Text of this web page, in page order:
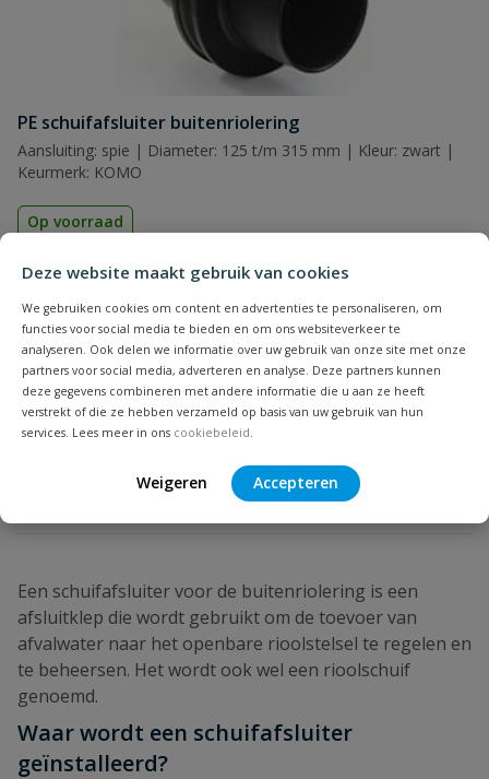
Deze website maakt gebruik van cookies
We gebruiken cookies om content en advertenties te personaliseren, om
functies voor social media te bieden en om ons websiteverkeer te
analyseren. Ook delen we informatie over uw gebruik van onze site met onze
partners voor social media, adverteren en analyse. Deze partners kunnen
deze gegevens combineren met andere informatie die u aan ze heeft
verstrekt of die ze hebben verzameld op basis van uw gebruik van hun
services. Lees meer in ons cookiebeleid
Weigeren Accepteren
PE schuifafsluiter buitenriolering
Aansluiting: spie | Diameter: 125 t/m 315 mm | Kleur: zwart |
Keurmerk: KOMO
Op voorraad
€531,44
4producten Toon
Schuifafsluiter
Een schuifafsluiter voor de buitenriolering is een
afsluitklep die wordt gebruikt om de toevoer van
afvalwater naar het openbare rioolstelsel te regelen en
te beheersen. Het wordt ook wel een rioolschuif
genoemd.
Waar wordt een schuifafsluiter
geïnstalleerd?